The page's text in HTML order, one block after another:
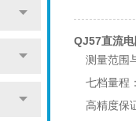
QJ57直流电
测量范围
七档量程
高精度保